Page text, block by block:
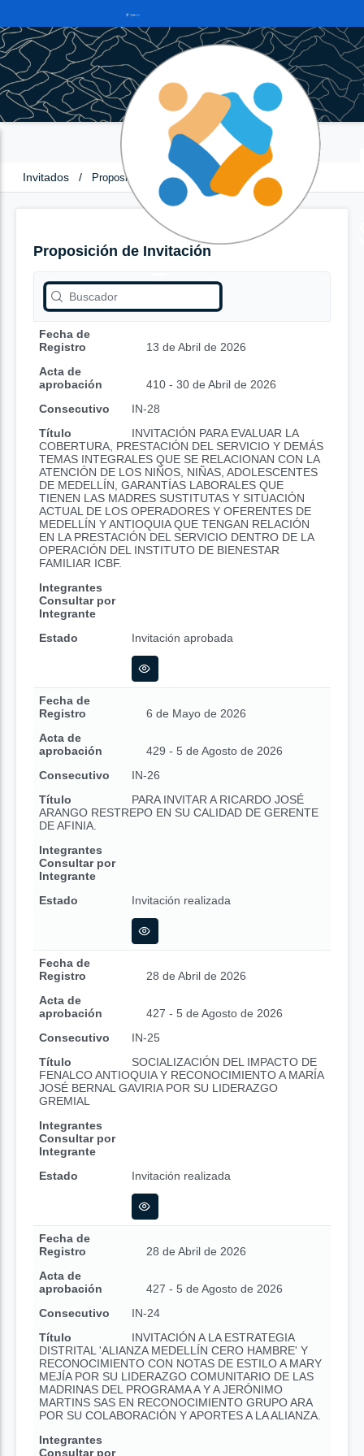
Invitados / Proposición de Invitación
Proposición de Invitación
Fecha de
Registro
13 de Abril de 2026
Acta de
aprobación
410 - 30 de Abril de 2026
Consecutivo
IN-28
Título
INVITACIÓN PARA EVALUAR LA
COBERTURA, PRESTACIÓN DEL SERVICIO Y DEMÁS
TEMAS INTEGRALES QUE SE RELACIONAN CON LA
ATENCIÓN DE LOS NIÑOS, NIÑAS, ADOLESCENTES
DE MEDELLÍN, GARANTÍAS LABORALES QUE
TIENEN LAS MADRES SUSTITUTAS Y SITUACIÓN
ACTUAL DE LOS OPERADORES Y OFERENTES DE
MEDELLÍN Y ANTIOQUIA QUE TENGAN RELACIÓN
EN LA PRESTACIÓN DEL SERVICIO DENTRO DE LA
OPERACIÓN DEL INSTITUTO DE BIENESTAR
FAMILIAR ICBF.
Integrantes
Consultar por
Integrante
Estado
Invitación aprobada
Fecha de
Registro
6 de Mayo de 2026
Acta de
aprobación
429 - 5 de Agosto de 2026
Consecutivo
IN-26
Título
PARA INVITAR A RICARDO JOSÉ
ARANGO RESTREPO EN SU CALIDAD DE GERENTE
DE AFINIA.
Integrantes
Consultar por
Integrante
Estado
Invitación realizada
Fecha de
Registro
28 de Abril de 2026
Acta de
aprobación
427 - 5 de Agosto de 2026
Consecutivo
IN-25
Título
SOCIALIZACIÓN DEL IMPACTO DE
FENALCO ANTIOQUIA Y RECONOCIMIENTO A MARÍA
JOSÉ BERNAL GAVIRIA POR SU LIDERAZGO
GREMIAL
Integrantes
Consultar por
Integrante
Estado
Invitación realizada
Fecha de
Registro
28 de Abril de 2026
Acta de
aprobación
427 - 5 de Agosto de 2026
Consecutivo
IN-24
Título
INVITACIÓN A LA ESTRATEGIA
DISTRITAL 'ALIANZA MEDELLÍN CERO HAMBRE' Y
RECONOCIMIENTO CON NOTAS DE ESTILO A MARY
MEJÍA POR SU LIDERAZGO COMUNITARIO DE LAS
MADRINAS DEL PROGRAMA A Y A JERÓNIMO
MARTINS SAS EN RECONOCIMIENTO GRUPO ARA
POR SU COLABORACIÓN Y APORTES A LA ALIANZA.
Integrantes
Consultar por